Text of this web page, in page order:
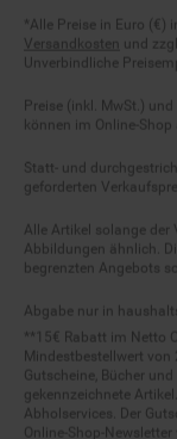
Fußnoten
Versandkosten und
Unverbindliche
können im Online-Shop
geforderten
Abbildungen ähnlich.
begrenzten Angebots
Mindestbestellwert
Gutscheine, Bücher
gekennzeichnete
Abholservices. Der
Online-Shop-